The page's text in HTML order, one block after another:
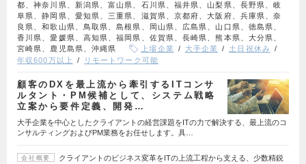
都、神奈川県、新潟県、富山県、石川県、福井県、山梨県、長野県、岐
阜県、静岡県、愛知県、三重県、滋賀県、京都府、大阪府、兵庫県、奈
良県、和歌山県、鳥取県、島根県、岡山県、広島県、山口県、徳島県、
香川県、愛媛県、高知県、福岡県、佐賀県、長崎県、熊本県、大分県、
宮崎県、鹿児島県、沖縄県
上場企業 大手企業
土日祝休み
年収600万以上
リモートワーク可能
顧客のDXを最上流から牽引するITコンサ
ルタント・PM候補として、システム戦略
立案から要件定義、開発…
大手企業を中心としたクライアントの経営課題をITの力で解決する、最上流のコ
ンサルティングおよびPM業務をお任せします。具…
会社概要
クライアントのビジネス変革をITの上流工程から支える、少数精鋭